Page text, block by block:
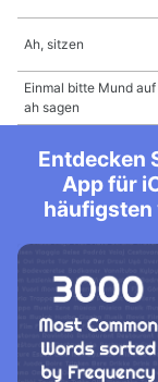
Ah, sitzen
Einmal bitte Mund
ah sagen
Entdecken
App für
häufigsten